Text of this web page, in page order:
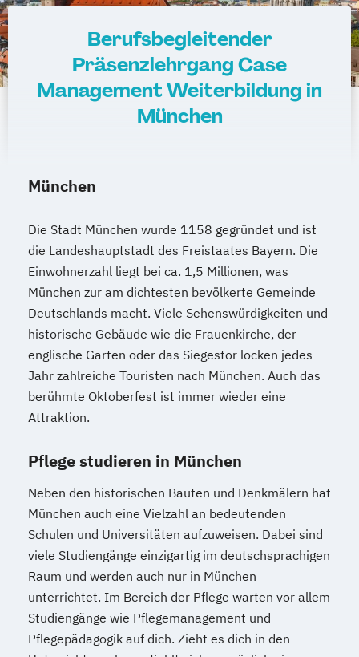
Berufsbegleitender
Präsenzlehrgang Case
Management Weiterbildung in
München
München
Die Stadt München wurde 1158 gegründet und ist
die Landeshauptstadt des Freistaates Bayern. Die
Einwohnerzahl liegt bei ca. 1,5 Millionen, was
München zur am dichtesten bevölkerte Gemeinde
Deutschlands macht. Viele Sehenswürdigkeiten und
historische Gebäude wie die Frauenkirche, der
englische Garten oder das Siegestor locken jedes
Jahr zahlreiche Touristen nach München. Auch das
berühmte Oktoberfest ist immer wieder eine
Attraktion.
Pflege studieren in München
Neben den historischen Bauten und Denkmälern hat
München auch eine Vielzahl an bedeutenden
Schulen und Universitäten aufzuweisen. Dabei sind
viele Studiengänge einzigartig im deutschsprachigen
Raum und werden auch nur in München
unterrichtet. Im Bereich der Pflege warten vor allem
Studiengänge wie Pflegemanagement und
Pflegepädagogik auf dich. Zieht es dich in den